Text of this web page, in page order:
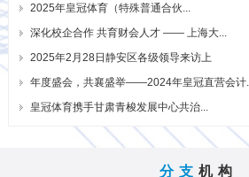
2025年皇冠体育（特殊普通合伙...
深化校企合作 共育财会人才 —— 上海大...
2025年2月28日静安区各级领导来访上
年度盛会，共襄盛举——2024年皇冠直营会计...
皇冠体育携手甘肃青梭发展中心共治...
分支 机构